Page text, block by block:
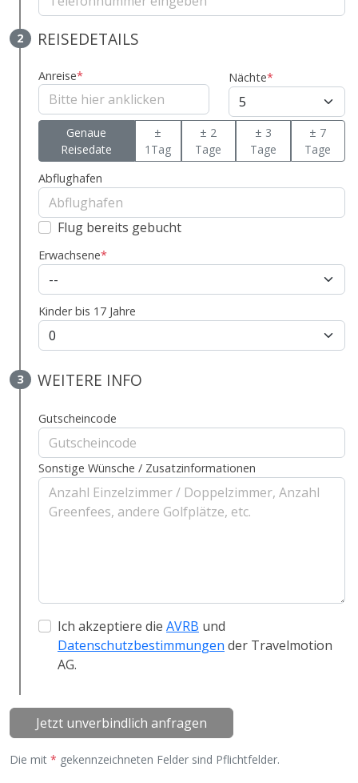
2 REISEDETAILS
Anreise* Nächte*
Genaue
Reisedate
±
1Tag
± 2
Tage
± 3
Tage
± 7
Tage
Abflughafen
Flug bereits gebucht
Erwachsene*
Kinder bis 17 Jahre
3 WEITERE INFO
Gutscheincode
Sonstige Wünsche / Zusatzinformationen
Ich akzeptiere die AVRB und
Datenschutzbestimmungen der Travelmotion
AG.
Jetzt unverbindlich anfragen
Die mit * gekennzeichneten Felder sind Pflichtfelder.